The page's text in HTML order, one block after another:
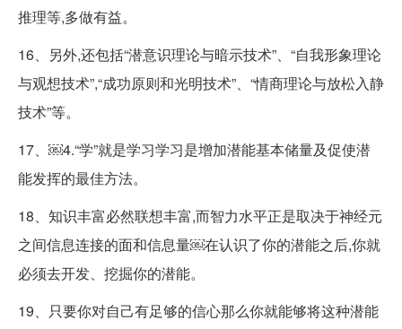
推理等,多做有益。
16、另外,还包括“潜意识理论与暗示技术”、“自我形象理论
与观想技术”,“成功原则和光明技术”、“情商理论与放松入静
技术”等。
17、￼4.“学”就是学习学习是增加潜能基本储量及促使潜
能发挥的最佳方法。
18、知识丰富必然联想丰富,而智力水平正是取决于神经元
之间信息连接的面和信息量￼在认识了你的潜能之后,你就
必须去开发、挖掘你的潜能。
19、只要你对自己有足够的信心那么你就能够将这种潜能